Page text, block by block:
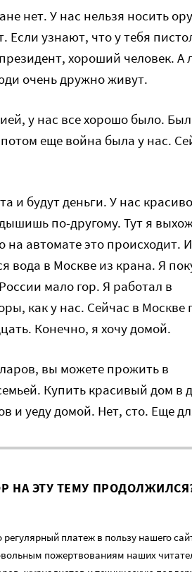
нет. У нас нельзя носить
узнают, что у тебя
хороший человек. А
очень дружно живут.
у нас все хорошо было.
еще война была у нас.
и будут деньги. У нас
по-другому. Тут я
автомате это происходит.
вода в Москве из крана. Я
мало гор. Я работал в
как у нас. Сейчас в Москве
Конечно, я хочу домой.
вы можете прожить в
Купить красивый дом в
и уеду домой. Нет, сто. Еще
НА ЭТУ ТЕМУ
платеж в пользу нашего
пожертвованиям наших